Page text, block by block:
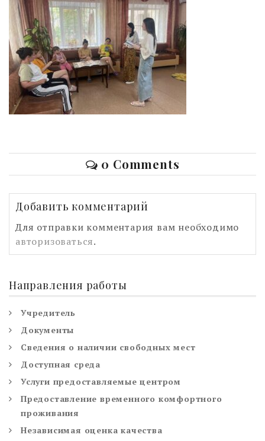
0 Comments
Добавить комментарий
Для отправки комментария вам необходимо
авторизоваться.
Направления работы
Учредитель
Документы
Сведения о наличии свободных мест
Доступная среда
Услуги предоставляемые центром
Предоставление временного комфортного
проживания
Независимая оценка качества